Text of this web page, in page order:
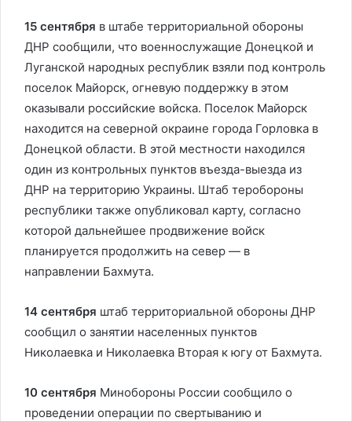
15 сентября в штабе территориальной обороны
ДНР сообщили, что военнослужащие Донецкой и
Луганской народных республик взяли под контроль
поселок Майорск, огневую поддержку в этом
оказывали российские войска. Поселок Майорск
находится на северной окраине города Горловка в
Донецкой области. В этой местности находился
один из контрольных пунктов въезда-выезда из
ДНР на территорию Украины. Штаб теробороны
республики также опубликовал карту, согласно
которой дальнейшее продвижение войск
планируется продолжить на север — в
направлении Бахмута.
14 сентября штаб территориальной обороны ДНР
сообщил о занятии населенных пунктов
Николаевка и Николаевка Вторая к югу от Бахмута.
10 сентября Минобороны России сообщило о
проведении операции по свертыванию и